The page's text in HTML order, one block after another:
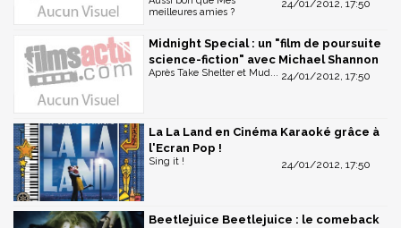
24/01/2012, 17:50
meilleures amies ?
Midnight Special : un "film de poursuite
science-fiction" avec Michael Shannon
24/01/2012, 17:50
Après Take Shelter et Mud...
La La Land en Cinéma Karaoké grâce à
l'Ecran Pop !
24/01/2012, 17:50
Sing it !
Beetlejuice Beetlejuice : le comeback